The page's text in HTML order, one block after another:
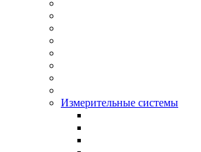
Измерительные системы